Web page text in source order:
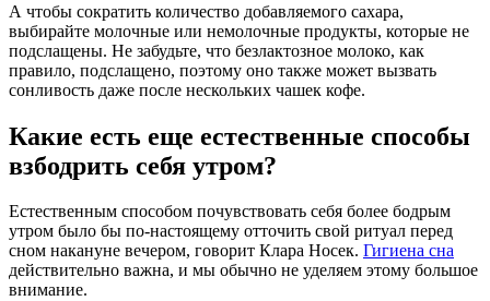
А чтобы сократить количество добавляемого сахара,
выбирайте молочные или немолочные продукты, которые не
подслащены. Не забудьте, что безлактозное молоко, как
правило, подслащено, поэтому оно также может вызвать
сонливость даже после нескольких чашек кофе.
Какие есть еще естественные способы
взбодрить себя утром?
Естественным способом почувствовать себя более бодрым
утром было бы по-настоящему отточить свой ритуал перед
сном накануне вечером, говорит Клара Носек. Гигиена сна
действительно важна, и мы обычно не уделяем этому большое
внимание.